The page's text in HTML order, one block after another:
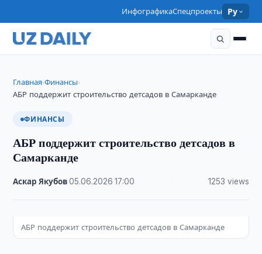
ИнфографикаСпецпроекты Ру
Главная›Финансы›
АБР поддержит строительство детсадов в Самарканде
ФИНАНСЫ
АБР поддержит строительство детсадов в
Самарканде
Аскар Якубов·05.06.2026 ·17:00 1253 views
АБР поддержит строительство детсадов в Самарканде